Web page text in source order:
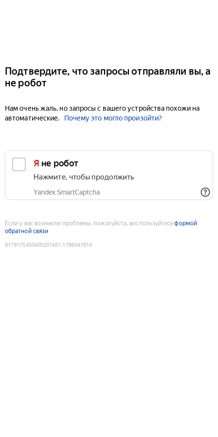
Подтвердите, что запросы отправляли вы, а
не робот
Нам очень жаль, но запросы с вашего устройства похожи на
автоматические.
Почему это могло произойти?
Я не робот
Нажмите, чтобы продолжить
Yandex SmartCaptcha
Если у вас возникли проблемы, пожалуйста, воспользуйтесьформой
обратной связи
9179175450600201451 :1786047814